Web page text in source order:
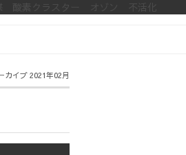
素クラスター オゾン 不活化
カイブ 2021年02月